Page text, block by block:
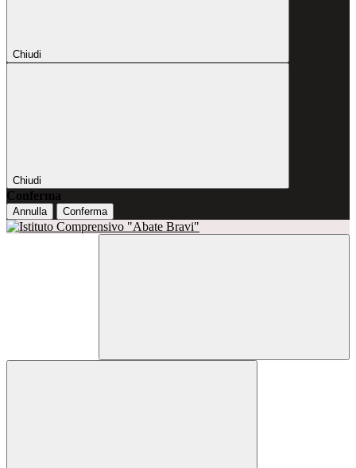
Chiudi
Chiudi
Conferma
Annulla Conferma